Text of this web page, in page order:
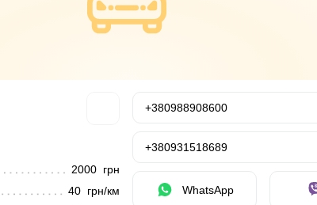
2000 грн
40 грн/км
+380988908600
+380931518689
WhatsApp